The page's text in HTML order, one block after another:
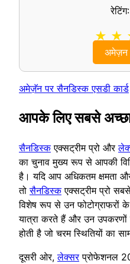
★ ★
अमेज़न
अमेज़ॅन पर सैनडिस्क एसडी कार्ड
आपके लिए सबसे
सैनडिस्कएक्सट्रीम प्रो और
का चुनाव मुख्य रूप से आपकी
है। यदि आप अधिकतम क्षमता
तोसैनडिस्कएक्सट्रीम प्रो
विशेष रूप से उन फोटोग्राफरों
यात्रा करते हैं और उन
होती है जो चरम स्थितियों का
दूसरी ओर,लेक्सरप्रोफेशनल